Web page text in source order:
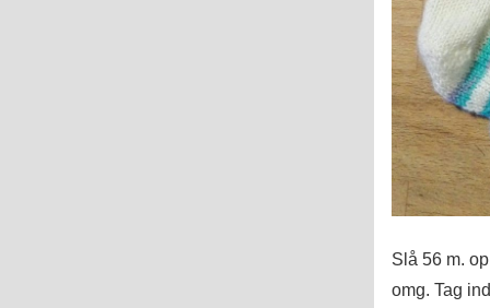
Slå 56 m.
omg. Tag